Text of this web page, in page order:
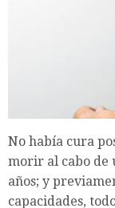
No había cura
morir al cabo de
años; y
capacidades,